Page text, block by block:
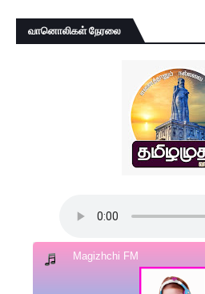
வானொலிகள் நேரலை